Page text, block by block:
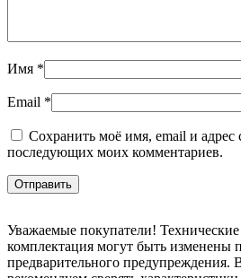
Имя *
Email *
Сохранить моё имя, email и адрес
последующих моих комментариев.
Уважаемые покупатели!
комплектация могут быть изменены
предварительного предупреждения.